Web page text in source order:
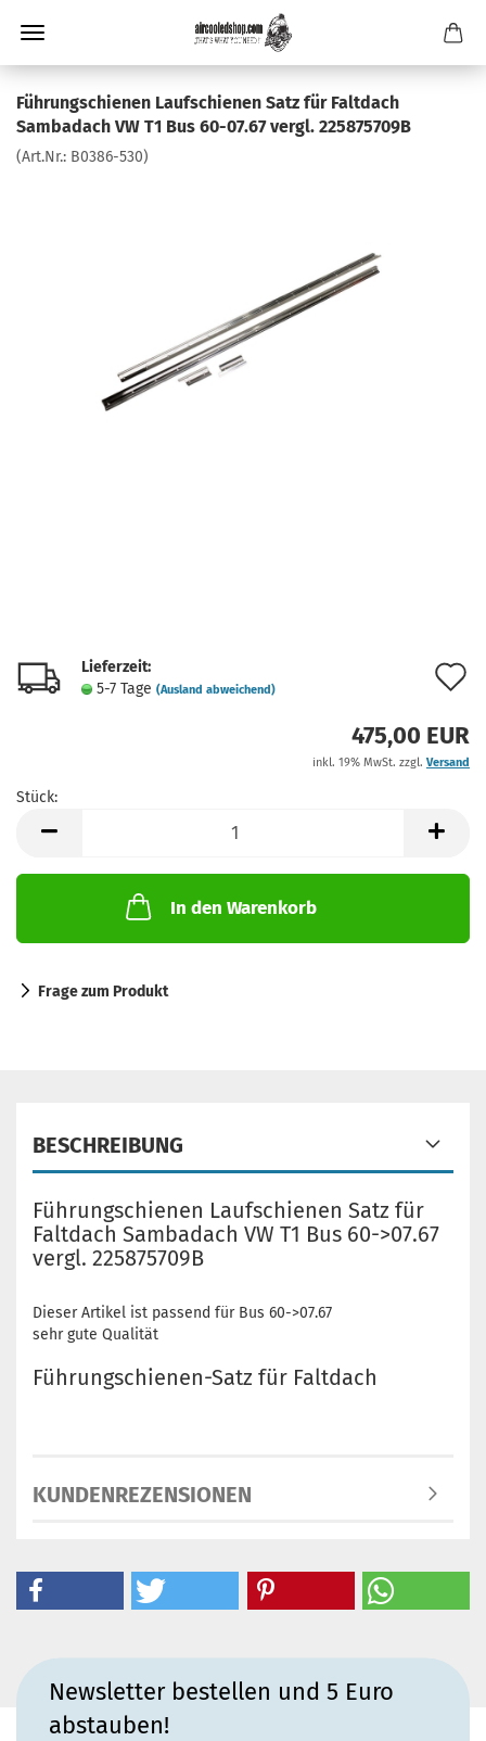
Führungschienen Laufschienen Satz für Faltdach
Sambadach VW T1 Bus 60-07.67 vergl. 225875709B
(Art.Nr.: B0386-530)
Lieferzeit:
5-7 Tage (Ausland abweichend)
475,00 EUR
inkl. 19% MwSt. zzgl. Versand
Stück:
In den Warenkorb
Frage zum Produkt
BESCHREIBUNG
Führungschienen Laufschienen Satz für
Faltdach Sambadach VW T1 Bus 60->07.67
vergl. 225875709B
Dieser Artikel ist passend für Bus 60->07.67
sehr gute Qualität
Führungschienen-Satz für Faltdach
KUNDENREZENSIONEN
Newsletter bestellen und 5 Euro
abstauben!